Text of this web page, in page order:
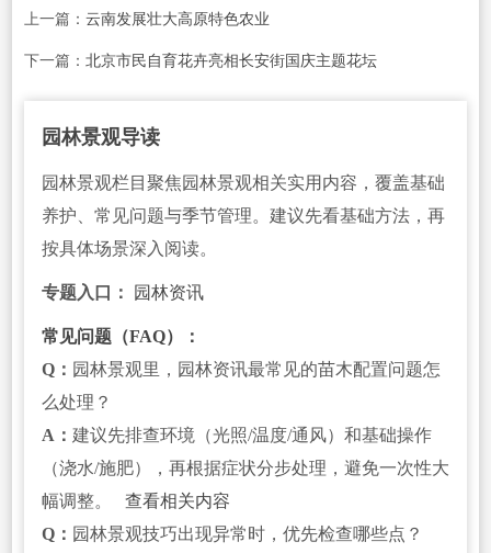
上一篇： 云南发展壮大高原特色农业
下一篇： 北京市民自育花卉亮相长安街国庆主题花坛
园林景观导读
园林景观栏目聚焦园林景观相关实用内容，覆盖基础
养护、常见问题与季节管理。建议先看基础方法，再
按具体场景深入阅读。
专题入口： 园林资讯
常见问题（FAQ）：
Q： 园林景观里，园林资讯最常见的苗木配置问题怎
么处理？
A： 建议先排查环境（光照/温度/通风）和基础操作
（浇水/施肥），再根据症状分步处理，避免一次性大
幅调整。
查看相关内容
Q： 园林景观技巧出现异常时，优先检查哪些点？